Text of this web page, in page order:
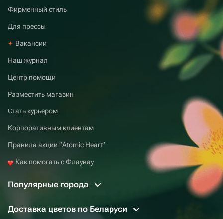
Фирменный стиль
Для прессы
Вакансии
Наш журнал
Центр помощи
Разместить магазин
Стать курьером
Корпоративным клиентам
Правила акции “Atomic Heart”
Как помогать с Флаувау
Популярные города
Доставка цветов по Беларуси